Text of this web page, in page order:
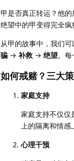
甲是否真正转运？他
绝望中的甲变得完全
从甲的故事中，我们可
骗 → 补救 → 绝望。每
如何戒赌？三大
家庭支持
家庭支持不仅仅
上的隔离和情
心理干预